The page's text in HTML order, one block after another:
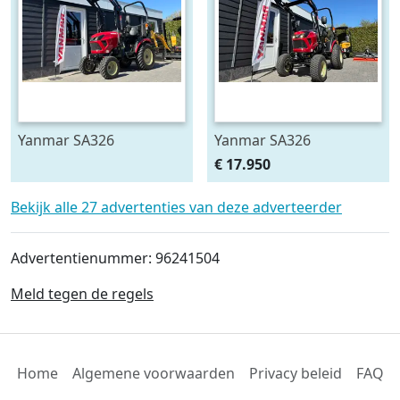
Yanmar SA326
Minitractor Voorlader
Gazonbanden
Yanmar SA326
Hydrostaat 4WD
Minitractor Voorlader
Gazonbanden
€ 17.950
Bekijk alle 27 advertenties van deze adverteerder
Advertentienummer: 96241504
Meld tegen de regels
Home Algemene voorwaarden Privacy beleid FAQ